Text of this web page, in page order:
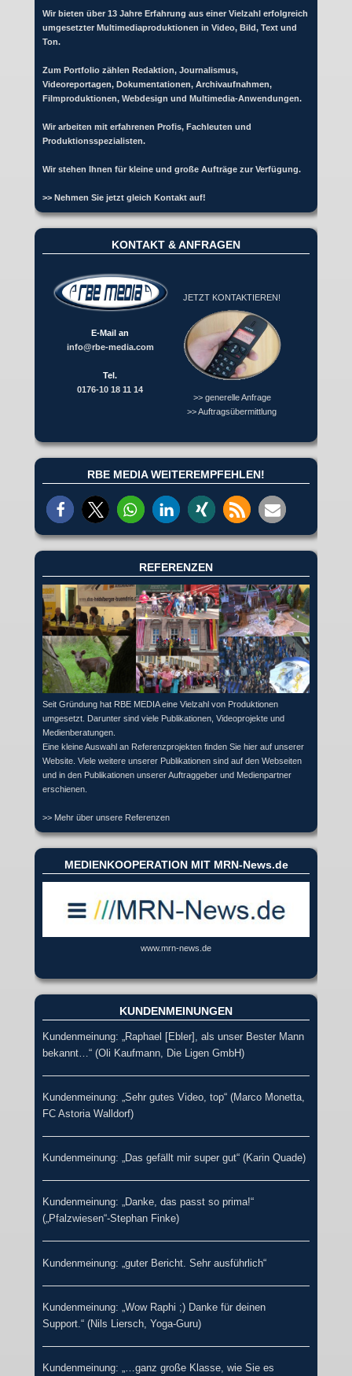
Wir bieten über 13 Jahre Erfahrung aus einer Vielzahl erfolgreich
umgesetzter Multimediaproduktionen in Video, Bild, Text und
Ton.
Zum Portfolio zählen Redaktion, Journalismus,
Videoreportagen, Dokumentationen, Archivaufnahmen,
Filmproduktionen, Webdesign und Multimedia-Anwendungen.
Wir arbeiten mit erfahrenen Profis, Fachleuten und
Produktionsspezialisten.
Wir stehen Ihnen für kleine und große Aufträge zur Verfügung.
>> Nehmen Sie jetzt gleich Kontakt auf!
KONTAKT & ANFRAGEN
E-Mail an
info@rbe-media.com
Tel.
0176-10 18 11 14
JETZT KONTAKTIEREN!
>> generelle Anfrage
>> Auftragsübermittlung
RBE MEDIA WEITEREMPFEHLEN!
REFERENZEN
Seit Gründung hat RBE MEDIA eine Vielzahl von Produktionen
umgesetzt. Darunter sind viele Publikationen, Videoprojekte und
Medienberatungen.
Eine kleine Auswahl an Referenzprojekten finden Sie hier auf unserer
Website. Viele weitere unserer Publikationen sind auf den Webseiten
und in den Publikationen unserer Auftraggeber und Medienpartner
erschienen.
>> Mehr über unsere Referenzen
MEDIENKOOPERATION MIT MRN-News.de
www.mrn-news.de
KUNDENMEINUNGEN
Kundenmeinung: „Raphael [Ebler], als unser Bester Mann
bekannt…“ (Oli Kaufmann, Die Ligen GmbH)
Kundenmeinung: „Sehr gutes Video, top“ (Marco Monetta,
FC Astoria Walldorf)
Kundenmeinung: „Das gefällt mir super gut“ (Karin Quade)
Kundenmeinung: „Danke, das passt so prima!“
(„Pfalzwiesen“-Stephan Finke)
Kundenmeinung: „guter Bericht. Sehr ausführlich“
Kundenmeinung: „Wow Raphi ;) Danke für deinen
Support.“ (Nils Liersch, Yoga-Guru)
Kundenmeinung: „…ganz große Klasse, wie Sie es